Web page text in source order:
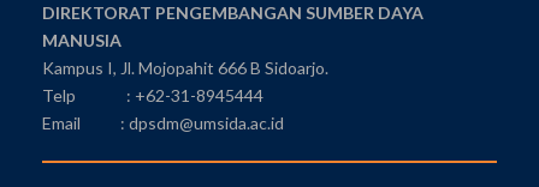
DIREKTORAT PENGEMBANGAN SUMBER DAYA
MANUSIA
Kampus I, Jl. Mojopahit 666 B Sidoarjo.
Telp : +62-31-8945444
Email : dpsdm@umsida.ac.id